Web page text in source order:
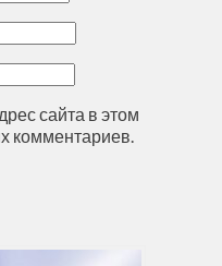
сайта в этом
комментариев.